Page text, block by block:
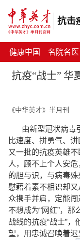
抗击
健康中国 名院名医
抗疫“战士”
《中华英才》半月刊
由新型冠状病毒
比速度、拼勇气、
又一批的抗疫英雄
人，顾不上个人安
的胆与识，与病毒殊
慰藉着素不相识却
众携手并肩，定能闯
不想成为“网红”，
战线的抗疫“战士”
望，用忠诚召唤着迟